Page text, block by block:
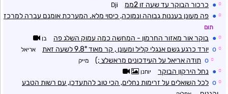
☼
● כרכור הבוקר עד שעה זו 2ממ Dji
☼
● פה מעונן בעננות גבוהה ונמוכה, כיסוי מלא. המערכת אומנם עברה למרכז
תום
☼
● בוקר אור מאזור החרמון - המחשה כמה עמוק השלג פה בן
☼
o יורד כרגע גשם אנגלי קליל ומעונן , קר מאוד 9.8° לשעה זאת אריאל
☼
o תודה אריאל על העידכונים מראשלצ ;) מייק
☼
● נחל הירקון הבוקר יוחנן
☼
o לכל השואלים על זרימות נחלים, הכי טוב להתעדכן, עם רשות הטבע